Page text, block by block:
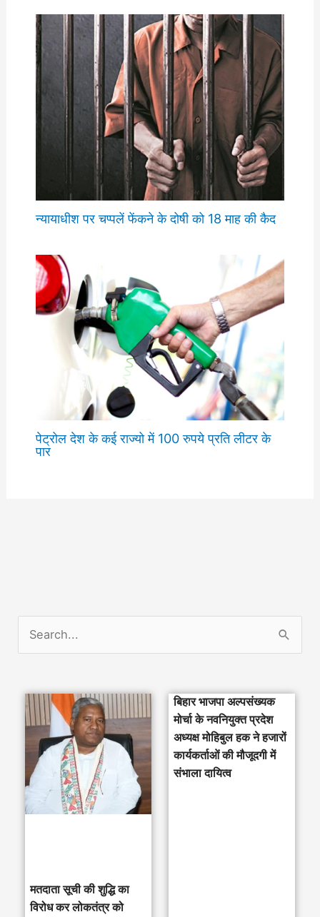
न्यायाधीश पर चप्पलें फेंकने के दोषी को 18 माह की कैद
पेट्रोल देश के कई राज्यो में 100 रुपये प्रति लीटर के
पार
मतदाता सूची की शुद्धि का
विरोध कर लोकतंत्र को
बिहार भाजपा अल्पसंख्यक
मोर्चा के नवनियुक्त प्रदेश
अध्यक्ष मोहिबुल हक ने हजारों
कार्यकर्ताओं की मौजूदगी में
संभाला दायित्व